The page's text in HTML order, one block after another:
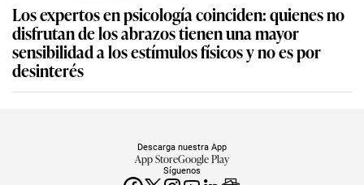
Los expertos en psicología coinciden: quienes no
disfrutan de los abrazos tienen una mayor
sensibilidad a los estímulos físicos y no es por
desinterés
Síguenos
Descarga nuestra App
App StoreGoogle Play